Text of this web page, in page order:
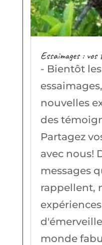
Essaimages : vos
- Bientôt
nouvelles
des
Partagez
avec nous!
messages
rappellent,
expériences
monde